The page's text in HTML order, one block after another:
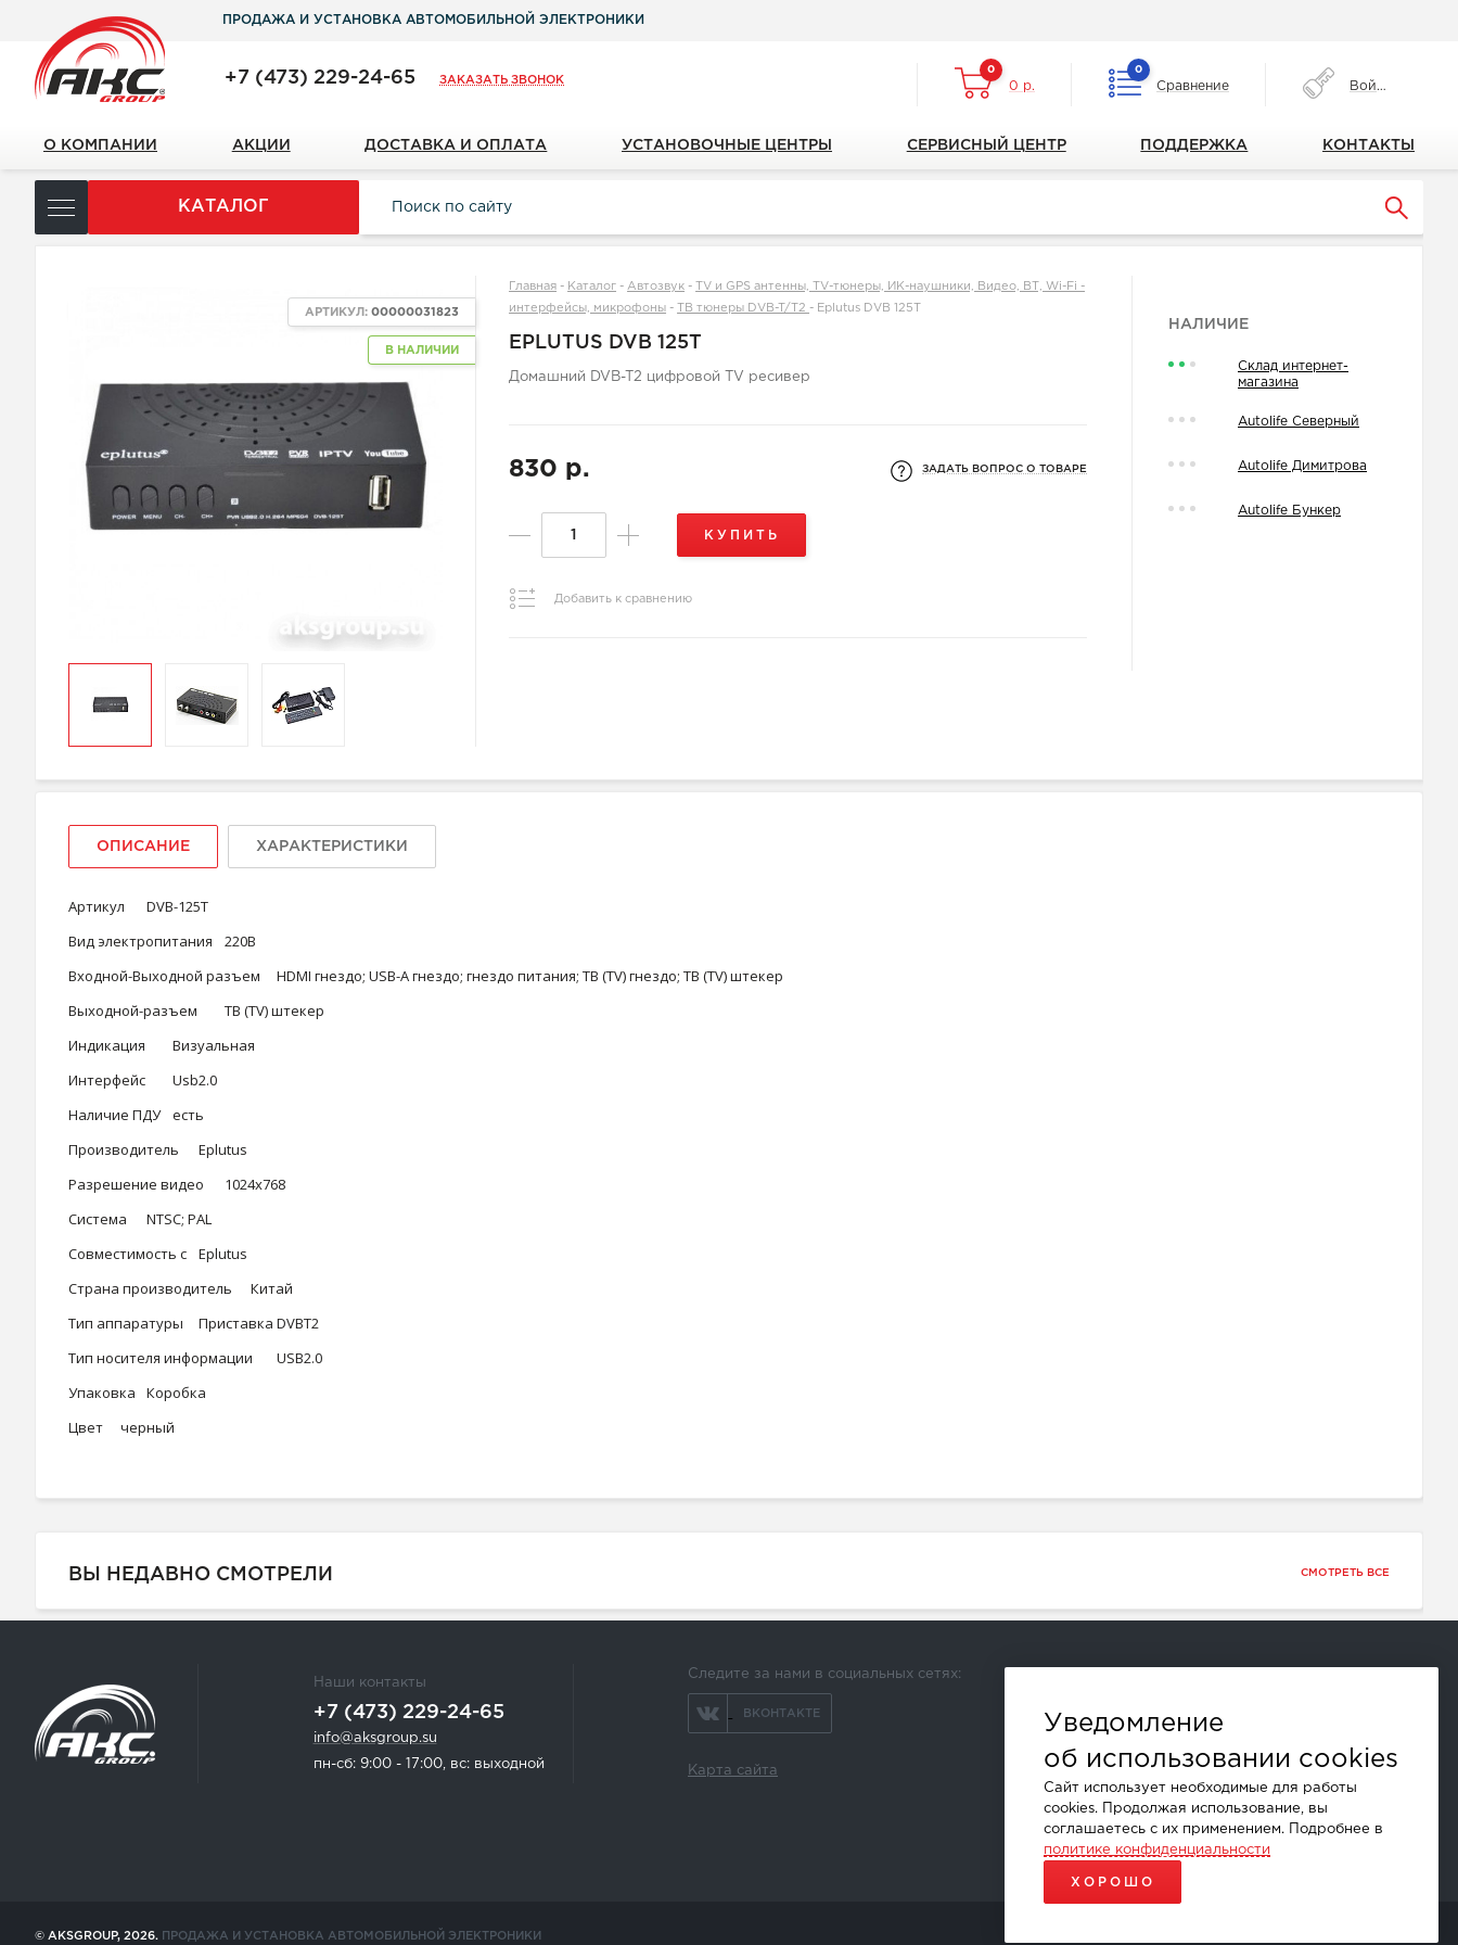
ПРОДАЖА И УСТАНОВКА АВТОМОБИЛЬНОЙ ЭЛЕКТРОНИКИ
+7 (473) 229-24-65 ЗАКАЗАТЬ ЗВОНОК
0
0 р.
0
Сравнение Войти
О КОМПАНИИ АКЦИИ ДОСТАВКА И ОПЛАТА УСТАНОВОЧНЫЕ ЦЕНТРЫ СЕРВИСНЫЙ ЦЕНТР ПОДДЕРЖКА КОНТАКТЫ
КАТАЛОГ
В НАЛИЧИИ
АРТИКУЛ:00000031823
Главная - Каталог -Автозвук -
TV и GPS антенны, TV-тюнеры, ИК-наушники, Видео, ВТ, Wi-Fi -
интерфейсы, микрофоны - ТВ тюнеры DVB-T/T2- Eplutus DVB 125T
EPLUTUS DVB 125T
Домашний DVB-T2 цифровой TV ресивер
830 р. ЗАДАТЬ ВОПРОС О ТОВАРЕ
КУПИТЬ
Добавить к сравнению
НАЛИЧИЕ
Склад интернет-
магазина
Autolife Северный
Autolife Димитрова
Autolife Бункер
ОПИСАНИЕ ХАРАКТЕРИСТИКИ
Артикул
DVB-125T
Вид электропитания
220В
Входной-Выходной разъем
HDMI гнездо; USB-A гнездо; гнездо питания; ТВ (TV) гнездо; ТВ (TV) штекер
Выходной-разъем
ТВ (TV) штекер
Индикация
Визуальная
Интерфейс
Usb2.0
Наличие ПДУ
есть
Производитель
Eplutus
Разрешение видео
1024х768
Система
NTSC; PAL
Совместимость с
Eplutus
Страна производитель
Китай
Тип аппаратуры
Приставка DVBT2
Тип носителя информации
USB2.0
Упаковка
Коробка
Цвет
черный
ВЫ НЕДАВНО СМОТРЕЛИ СМОТРЕТЬ ВСЕ
Наши контакты
+7 (473) 229-24-65
info@aksgroup.su
пн-сб: 9:00 - 17:00, вс: выходной
Следите за нами в социальных сетях:
ВКОНТАКТЕ
Карта сайта
и другие
© AKSGROUP, 2026. ПРОДАЖА И УСТАНОВКА АВТОМОБИЛЬНОЙ ЭЛЕКТРОНИКИ
Уведомление
об использовании cookies
Сайт использует необходимые для работы
cookies. Продолжая использование, вы
соглашаетесь с их применением. Подробнее в
политике конфиденциальности
ХОРОШО